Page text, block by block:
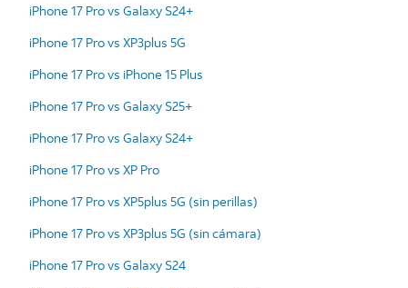
iPhone 17 Pro vs Galaxy S24+
iPhone 17 Pro vs XP3plus 5G
iPhone 17 Pro vs iPhone 15 Plus
iPhone 17 Pro vs Galaxy S25+
iPhone 17 Pro vs Galaxy S24+
iPhone 17 Pro vs XP Pro
iPhone 17 Pro vs XP5plus 5G (sin perillas)
iPhone 17 Pro vs XP3plus 5G (sin cámara)
iPhone 17 Pro vs Galaxy S24